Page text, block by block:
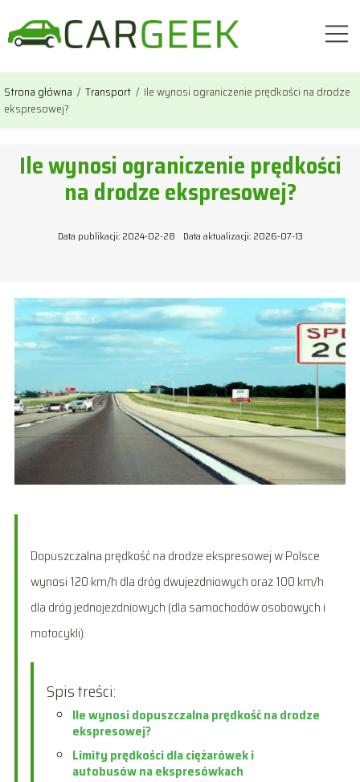
Strona główna / Transport / Ile wynosi ograniczenie prędkości na drodze
ekspresowej?
Ile wynosi ograniczenie prędkości
na drodze ekspresowej?
Data publikacji: 2024-02-28 Data aktualizacji: 2026-07-13
Dopuszczalna prędkość na drodze ekspresowej w Polsce
wynosi 120 km/h dla dróg dwujezdniowych oraz 100 km/h
dla dróg jednojezdniowych (dla samochodów osobowych i
motocykli).
Spis treści:
Ile wynosi dopuszczalna prędkość na drodze
ekspresowej?
Limity prędkości dla ciężarówek i
autobusów na ekspresówkach